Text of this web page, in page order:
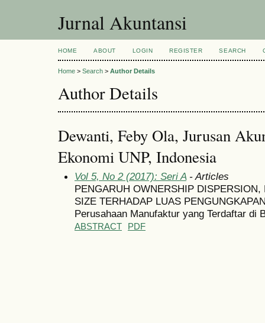
Jurnal Akuntansi
HOME ABOUT LOGIN REGISTER SEARCH
Home > Search > Author Details
Author Details
Dewanti, Feby Ola, Jurusan
Ekonomi UNP, Indonesia
Vol 5, No 2 (2017): Seri A- Articles
PENGARUH OWNERSHIP
SIZE TERHADAP LUAS
Perusahaan Manufaktur yang Terdaftar di
ABSTRACT PDF